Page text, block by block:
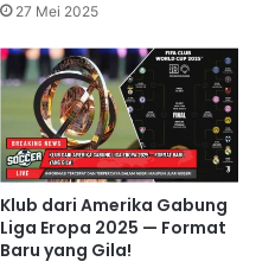
27 Mei 2025
Klub dari Amerika Gabung
Liga Eropa 2025 — Format
Baru yang Gila!